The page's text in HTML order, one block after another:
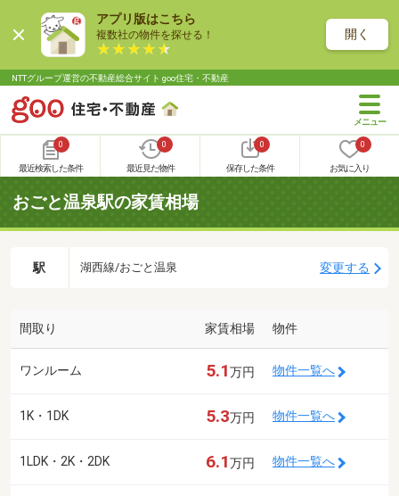
アプリ版はこちら
複数社の物件を探せる！ 開く
NTTグループ運営の不動産総合サイト goo住宅・不動産
0
最近検索した条件
0
最近見た物件
0
保存した条件
0
お気に入り
おごと温泉駅の家賃相場
駅 湖西線/おごと温泉 変更する
間取り 家賃相場 物件
ワンルーム 5.1万円 物件一覧へ
1K・1DK 5.3万円 物件一覧へ
1LDK・2K・2DK 6.1万円 物件一覧へ